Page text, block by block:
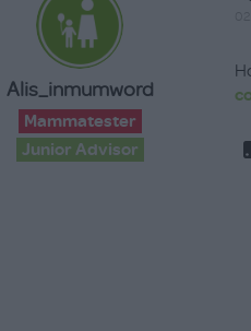
Alis_inmumword
Mammatester
Junior Advisor